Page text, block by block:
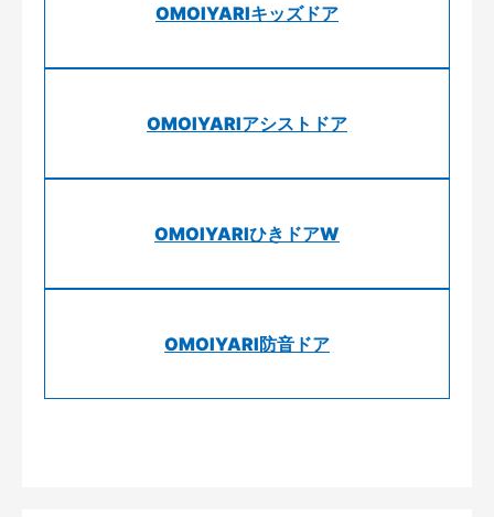
OMOIYARIキッズドア
OMOIYARIアシストドア
OMOIYARIひきドアW
OMOIYARI防音ドア